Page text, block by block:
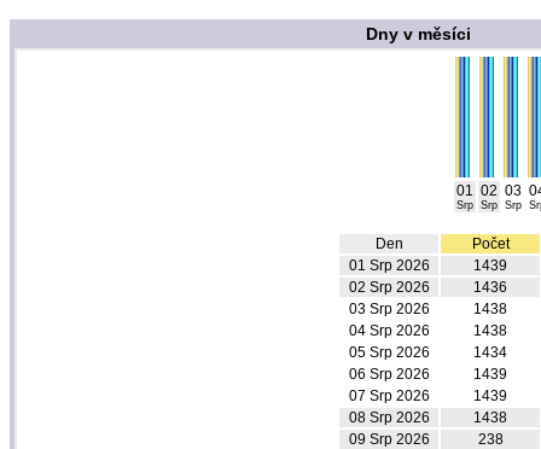
Dny v měsíci
01
Srp
02
Srp
03
Srp
Den
Počet
01 Srp 2026
1439
02 Srp 2026
1436
03 Srp 2026
1438
04 Srp 2026
1438
05 Srp 2026
1434
06 Srp 2026
1439
07 Srp 2026
1439
08 Srp 2026
1438
09 Srp 2026
238